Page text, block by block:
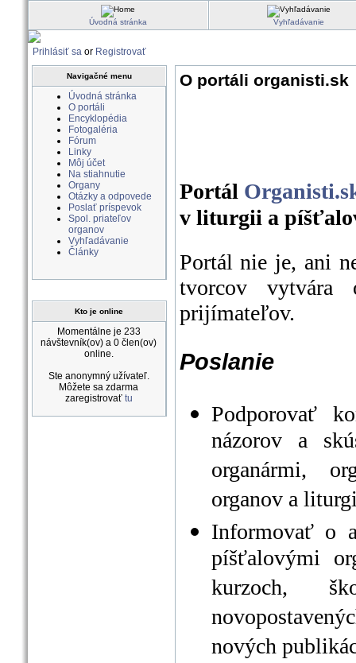
Úvodná stránka Vyhľadávanie
Prihlásiť saor Registrovať
Navigačné menu
Úvodná stránka
O portáli
Encyklopédia
Fotogaléria
Fórum
Linky
Môj účet
Na stiahnutie
Organy
Otázky a odpovede
Poslať príspevok
Spol. priateľov
organov
Vyhľadávanie
Články
Kto je online
Momentálne je 233
návštevník(ov) a 0 člen(ov)
online.
Ste anonymný užívateľ.
Môžete sa zdarma
zaregistrovať tu
O portáli organisti.sk
Portál
v liturgii a
Portál nie je, ani
tvorcov vytvára
prijímateľov.
Poslanie
Podporovať
názorov a
organármi,
organov a
Informovať o
píšťalovými
kurzoch,
nových